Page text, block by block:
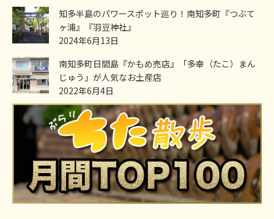
知多半島のパワースポット巡り！南知多町『つぶて
ヶ浦』『羽豆神社』
2024年6月13日
南知多町日間島『かもめ売店』「多幸（たこ）まん
じゅう」が人気なお土産店
2022年6月4日